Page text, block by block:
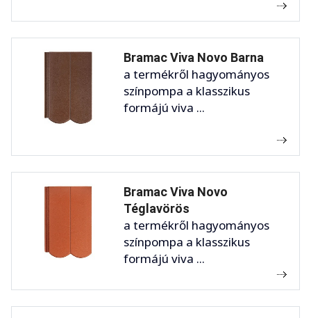
Bramac Viva Novo Barna
a termékről hagyományos
színpompa a klasszikus
formájú viva ...
Bramac Viva Novo
Téglavörös
a termékről hagyományos
színpompa a klasszikus
formájú viva ...